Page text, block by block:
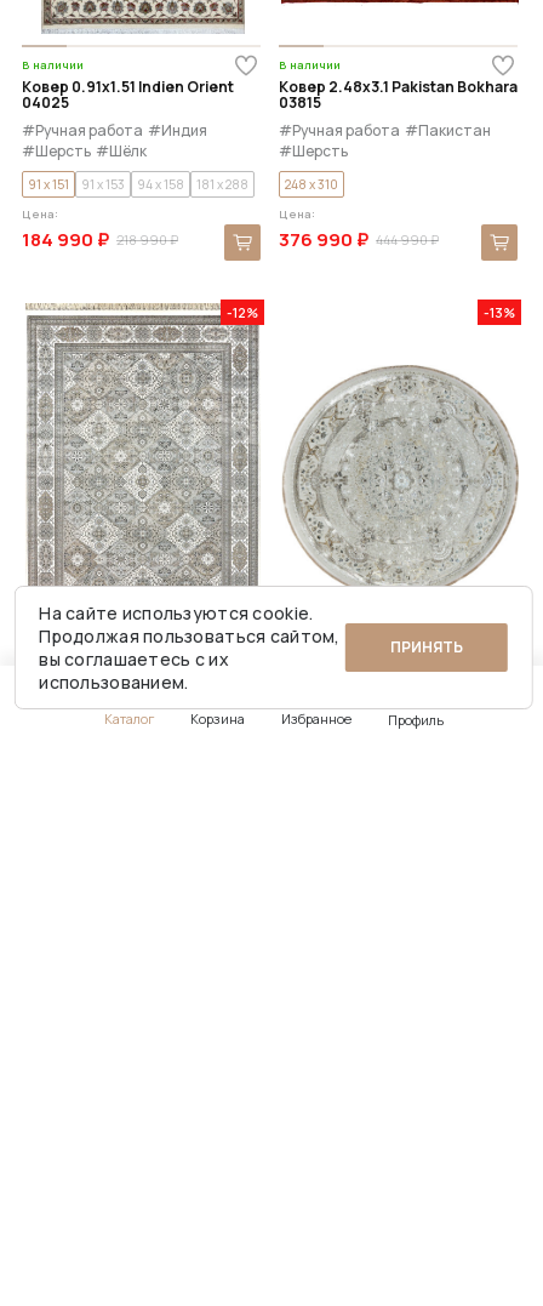
Каталог Корзина Избранное Профиль
В наличии
Ковер 0.91x1.51 Indien Orient
04025
#Ручная работа #Индия
#Шерсть #Шёлк
91 x 151 91 x 153 94 x 158 181 x 288
Цена:
218 990 ₽
184 990 ₽
В наличии
Ковер 2.48x3.1 Pakistan Bokhara
03815
#Ручная работа #Пакистан
#Шерсть
248 x 310
Цена:
444 990 ₽
376 990 ₽
-12%
В наличии
Ковер 2.4x3.4 Bergamo 06182
-13%
Ковер 1.5x1.5 Malavan 06230
На сайте используются cookie.
Продолжая пользоваться сайтом,
вы соглашаетесь с их
использованием.
ПРИНЯТЬ